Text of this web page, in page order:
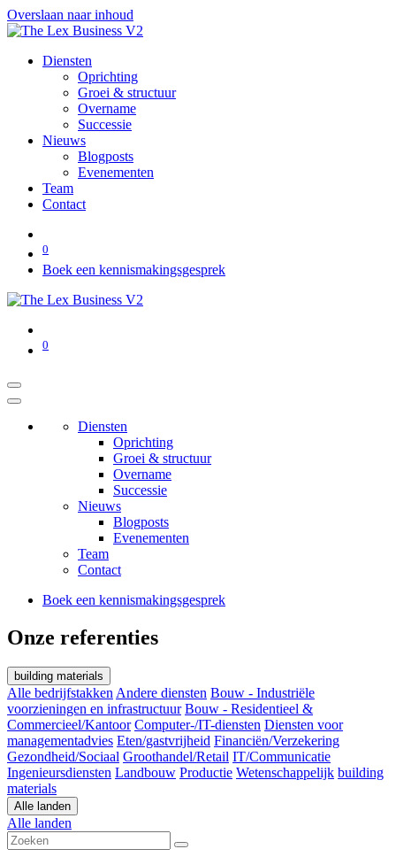
Overslaan naar inhoud
Diensten
Oprichting
Groei & structuur
Overname
Successie
Nieuws
Blogposts
Evenementen
Team
Contact
0
Boek een kennismakingsgesprek
0
Diensten
Oprichting
Groei & structuur
Overname
Successie
Nieuws
Blogposts
Evenementen
Team
Contact
Boek een kennismakingsgesprek
Onze referenties
building materials
Alle bedrijfstakkenAndere diensten Bouw - Industriële
voorzieningen en infrastructuur Bouw - Residentieel &
Commercieel/Kantoor Computer-/IT-diensten Diensten voor
managementadvies Eten/gastvrijheid Financiën/Verzekering
Gezondheid/Sociaal Groothandel/Retail IT/Communicatie
Ingenieursdiensten Landbouw Productie Wetenschappelijk building
materials
Alle landen
Alle landen